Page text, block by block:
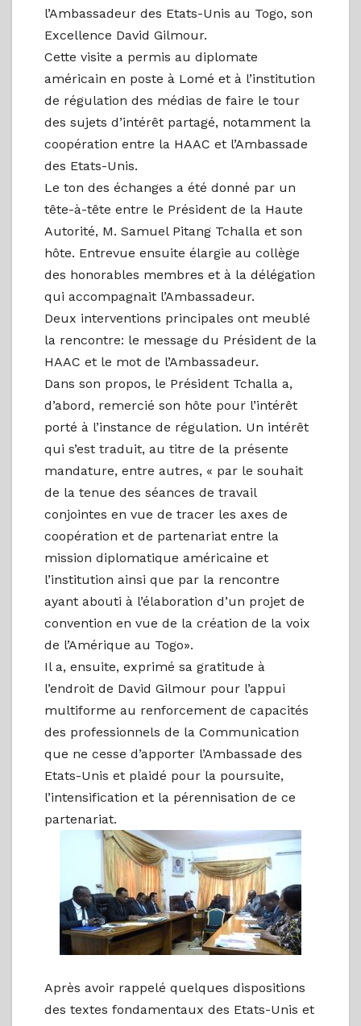
l’Ambassadeur des Etats-Unis au Togo, son
Excellence David Gilmour.
Cette visite a permis au diplomate
américain en poste à Lomé et à l’institution
de régulation des médias de faire le tour
des sujets d’intérêt partagé, notamment la
coopération entre la HAAC et l’Ambassade
des Etats-Unis.
Le ton des échanges a été donné par un
tête-à-tête entre le Président de la Haute
Autorité, M. Samuel Pitang Tchalla et son
hôte. Entrevue ensuite élargie au collège
des honorables membres et à la délégation
qui accompagnait l’Ambassadeur.
Deux interventions principales ont meublé
la rencontre: le message du Président de la
HAAC et le mot de l’Ambassadeur.
Dans son propos, le Président Tchalla a,
d’abord, remercié son hôte pour l’intérêt
porté à l’instance de régulation. Un intérêt
qui s’est traduit, au titre de la présente
mandature, entre autres, « par le souhait
de la tenue des séances de travail
conjointes en vue de tracer les axes de
coopération et de partenariat entre la
mission diplomatique américaine et
l’institution ainsi que par la rencontre
ayant abouti à l’élaboration d’un projet de
convention en vue de la création de la voix
de l’Amérique au Togo».
Il a, ensuite, exprimé sa gratitude à
l’endroit de David Gilmour pour l’appui
multiforme au renforcement de capacités
des professionnels de la Communication
que ne cesse d’apporter l’Ambassade des
Etats-Unis et plaidé pour la poursuite,
l’intensification et la pérennisation de ce
partenariat.
Après avoir rappelé quelques dispositions
des textes fondamentaux des Etats-Unis et